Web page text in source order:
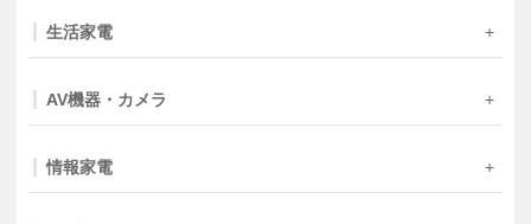
生活家電
AV機器・カメラ
情報家電